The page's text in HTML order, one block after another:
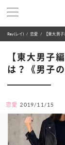
Ray(レイ) 恋愛 【東大男
【東大男子
は？《男子
恋愛 2019/11/15